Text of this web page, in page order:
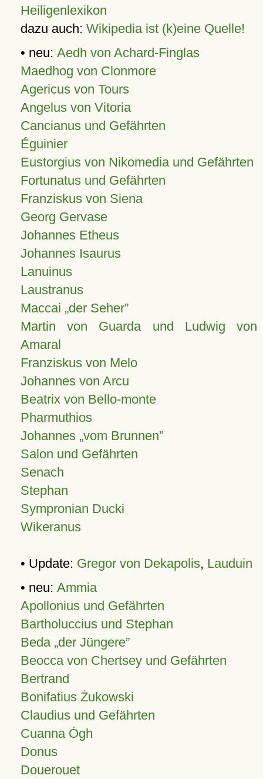
Heiligenlexikon
dazu auch: Wikipedia ist (k)eine Quelle!
• neu: Aedh von Achard-Finglas
Maedhog von Clonmore
Agericus von Tours
Angelus von Vitoria
Cancianus und Gefährten
Éguinier
Eustorgius von Nikomedia und Gefährten
Fortunatus und Gefährten
Franziskus von Siena
Georg Gervase
Johannes Etheus
Johannes Isaurus
Lanuinus
Laustranus
Maccai „der Seher”
Martin von Guarda und Ludwig von
Amaral
Franziskus von Melo
Johannes von Arcu
Beatrix von Bello-monte
Pharmuthios
Johannes vom Brunnen
Salon und Gefährten
Senach
Stephan
Sympronian Ducki
Wikeranus
• Update: Gregor von Dekapolis, Lauduin
• neu: Ammia
Apollonius und Gefährten
Bartholuccius und Stephan
Beda „der Jüngere”
Beocca von Chertsey und Gefährten
Bertrand
Bonifatius Żukowski
Claudius und Gefährten
Cuanna Ógh
Donus
Douerouet